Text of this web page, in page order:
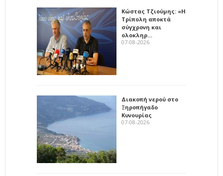
Κώστας Τζιούμης: «Η
Τρίπολη αποκτά
σύγχρονη και
ολοκληρ…
07-08-2026
Διακοπή νερού στο
Ξηροπήγαδο
Κυνουρίας
07-08-2026